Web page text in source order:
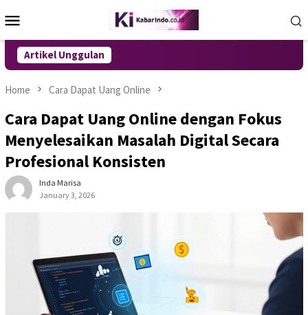
to
Menu
Artikel Unggulan
Home Cara Dapat Uang Online
Cara Dapat Uang Online dengan Fokus
Menyelesaikan Masalah Digital Secara
Profesional Konsisten
Inda Marisa
January 3, 2026